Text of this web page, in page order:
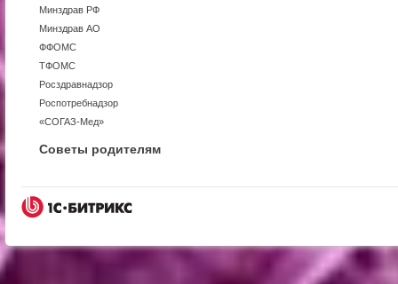
Минздрав РФ
Минздрав АО
ФФОМС
ТФОМС
Росздравнадзор
Роспотребнадзор
«СОГАЗ-Мед»
Советы родителям